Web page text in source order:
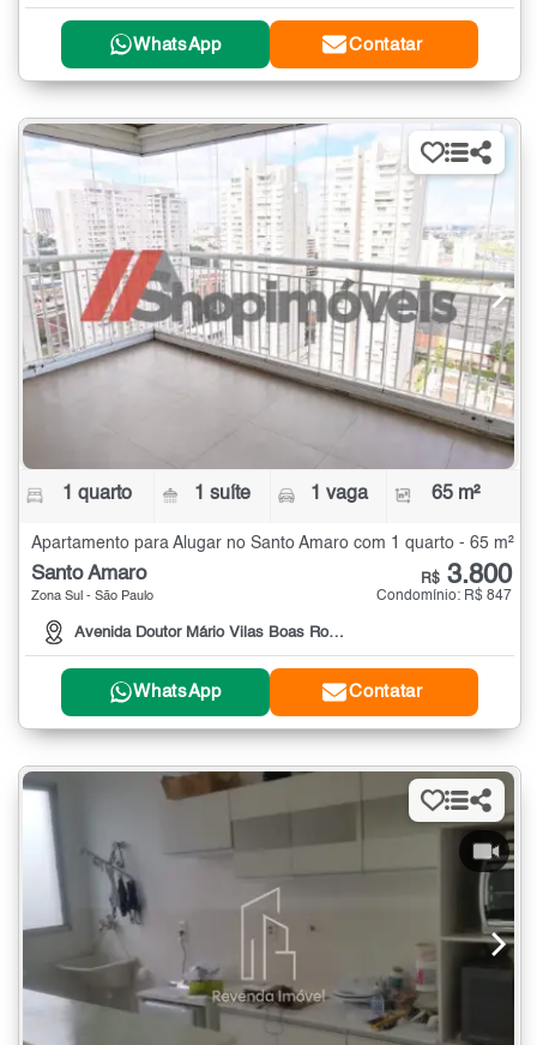
WhatsApp Contatar
1 quarto 1 suíte 1 vaga 65 m²
Apartamento para Alugar no Santo Amaro com 1 quarto - 65 m²
Santo Amaro
Zona Sul - São Paulo
Avenida Doutor Mário Vilas Boas Rodrigues
R$ 3.800
Condomínio: R$ 847
WhatsApp Contatar